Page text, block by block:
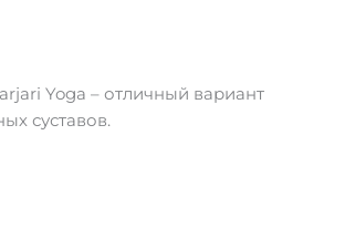
Yoga – отличный вариант
суставов.